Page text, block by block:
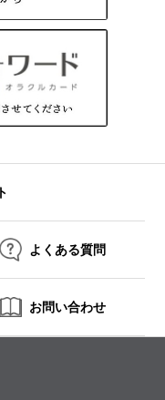
よくある質問
お問い合わせ